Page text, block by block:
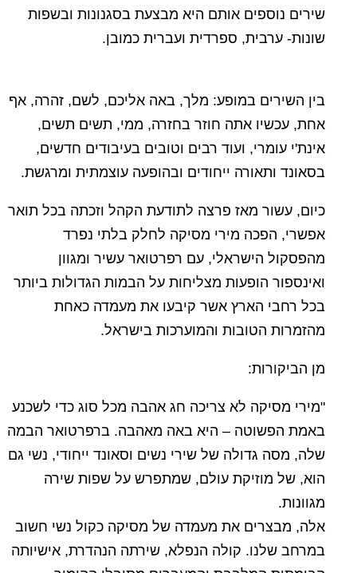
שירים נוספים אותם היא מבצעת בסגנונות ובשפות
שונות- ערבית, ספרדית ועברית כמובן.
בין השירים במופע: מלך, באה אליכם, לשם, זהרה, אף
אחת, עכשיו אתה חוזר בחזרה, ממי, תשים תשים,
אינת'י עומרי, ועוד רבים וטובים בעיבודים חדשים,
בסאונד ותאורה ייחודים ובהופעה עוצמתית ומרגשת.
כיום, עשור מאז פרצה לתודעת הקהל וזכתה בכל תואר
אפשרי, הפכה מירי מסיקה לחלק בלתי נפרד
מהפסקול הישראלי, עם רפרטואר עשיר ומגוון
ואינספור הופעות מצליחות על הבמות הגדולות ביותר
בכל רחבי הארץ אשר קיבעו את מעמדה כאחת
מהזמרות הטובות והמוערכות בישראל.
מן הביקורות:
"מירי מסיקה לא צריכה חג אהבה מכל סוג כדי לשכנע
באמת הפשוטה – היא באה מאהבה. ברפרטואר הבמה
שלה, מסה גדולה של שירי נשים וסאונד ייחודי, נשי גם
הוא, של מוזיקת עולם, שמתפרש על שפות שירה
מגוונות.
אלה, מבצרים את מעמדה של מסיקה כקול נשי חשוב
במרחב שלנו. קולה הנפלא, שירתה הנהדרת, אישיותה